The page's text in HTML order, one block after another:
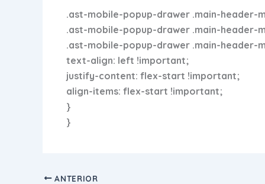
.ast-mobile-popup-drawer .main-header-
.ast-mobile-popup-drawer .main-header-
.ast-mobile-popup-drawer .main-header-
text-align: left !important;
justify-content: flex-start !important;
align-items: flex-start !important;
}
}
ANTERIOR